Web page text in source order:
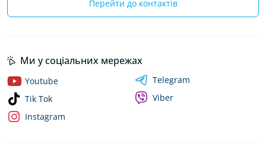
Перейти до контактів
Ми у соціальних мережах
Youtube
Tik Tok
Instagram
Telegram
Viber